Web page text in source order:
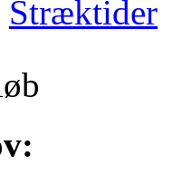
Stræktider